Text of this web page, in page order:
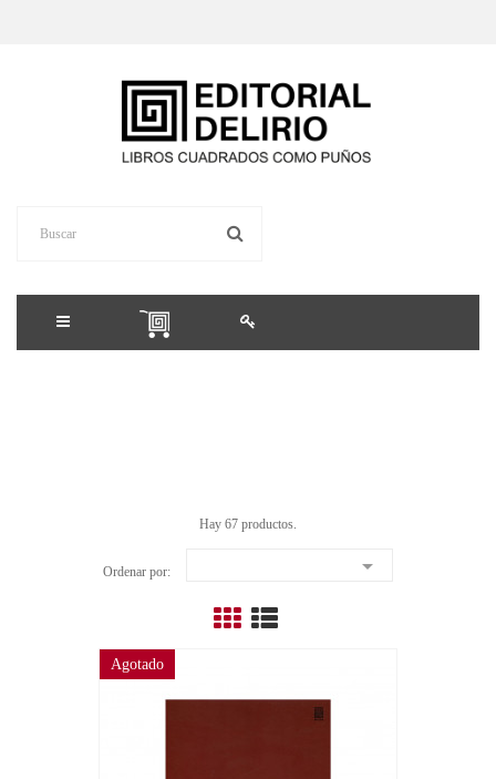
Hay 67 productos.
Ordenar por: 
Agotado